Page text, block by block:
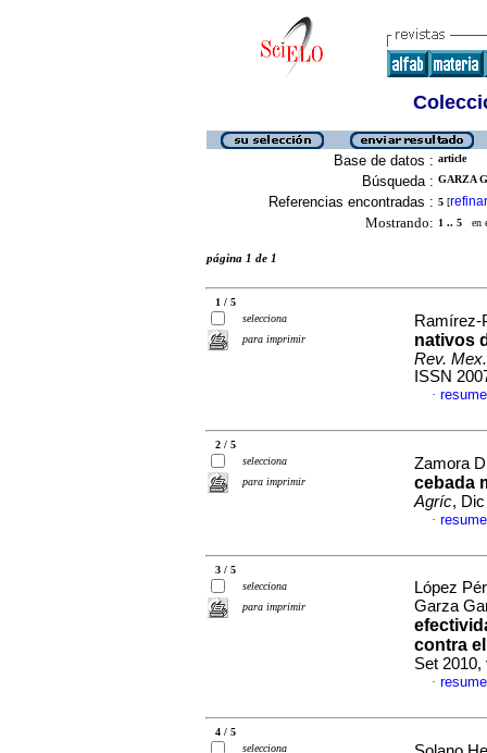
Base de datos : article
Búsqueda : GARZA
Referencias encontradas : 5 [refinar
Mostrando: 1 .. 5 en
página 1 de 1
1 / 5
selecciona
para imprimir
Ramírez-
nativos
Rev.
ISSN
·
2 / 5
selecciona
para imprimir
Zamora
cebada
Agríc,
·
3 / 5
selecciona
para imprimir
López
Garza
contra
Set 2010,
·
4 / 5
selecciona